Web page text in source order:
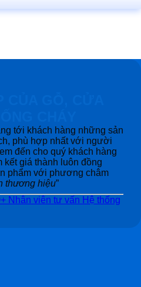
tới khách hàng những sản
phù hợp nhất với người
đến cho quý khách hàng
kết giá thành luôn đồng
phẩm với phương châm
thương hiệu”
Nhân viên tư vấn Hệ thống